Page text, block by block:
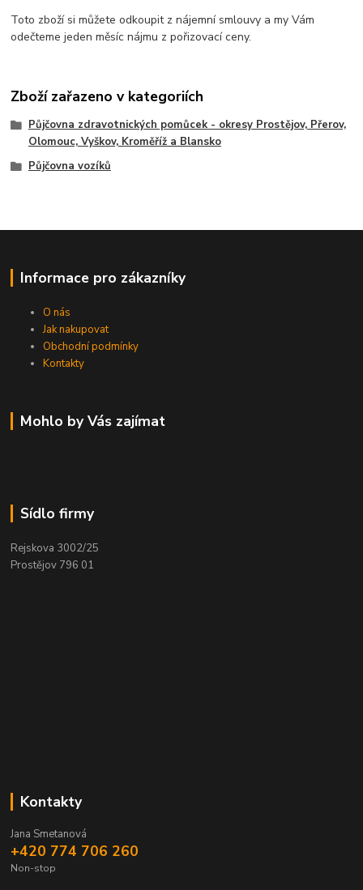
Toto zboží si můžete odkoupit z nájemní smlouvy a my Vám
odečteme jeden měsíc nájmu z pořizovací ceny.
Zboží zařazeno v kategoriích
Půjčovna zdravotnických pomůcek - okresy Prostějov, Přerov,
Olomouc, Vyškov, Kroměříž a Blansko
Půjčovna vozíků
Informace pro zákazníky
O nás
Jak nakupovat
Obchodní podmínky
Kontakty
Mohlo by Vás zajímat
Sídlo firmy
Rejskova 3002/25
Prostějov 796 01
Kontakty
Jana Smetanová
+420 774 706 260
Non-stop